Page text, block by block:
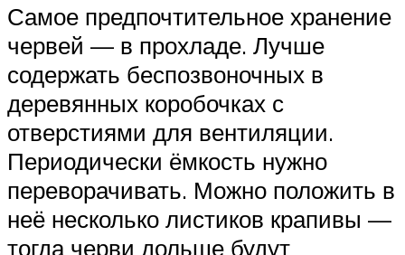
Самое предпочтительное хранение
червей — в прохладе. Лучше
содержать беспозвоночных в
деревянных коробочках с
отверстиями для вентиляции.
Периодически ёмкость нужно
переворачивать. Можно положить в
неё несколько листиков крапивы —
тогда черви дольше будут